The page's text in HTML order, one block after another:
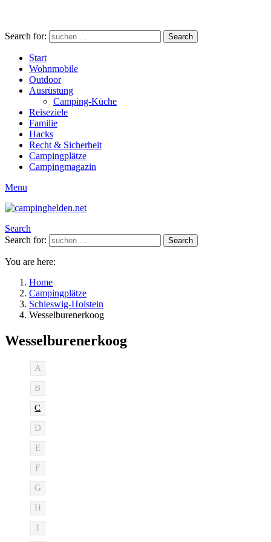
Search for: Search
Start
Wohnmobile
Outdoor
Ausrüstung
Camping-Küche
Reiseziele
Familie
Hacks
Recht & Sicherheit
Campingplätze
Campingmagazin
Menu
Search
Search for:
Search
You are here:
Home
Campingplätze
Schleswig-Holstein
Wesselburenerkoog
Wesselburenerkoog
A
B
C
D
E
F
G
H
I